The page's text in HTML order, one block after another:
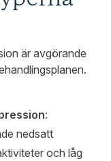
är avgörande
:
nedsatt
och låg